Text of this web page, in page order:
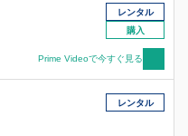
った。戦後長い間沈黙を守っ
のは、ナチスへの加担や、受
を悔いる言葉だけでなく、
」という自己弁護や、「虐殺
いう言い逃れ、果てはヒトラ
赤裸々な本音まで、驚くべき
監督は証言者たちに問いかけ
任”とは、“罪”とは何なのか
レンタル
購入
Prime Videoで今すぐ見る
レンタル